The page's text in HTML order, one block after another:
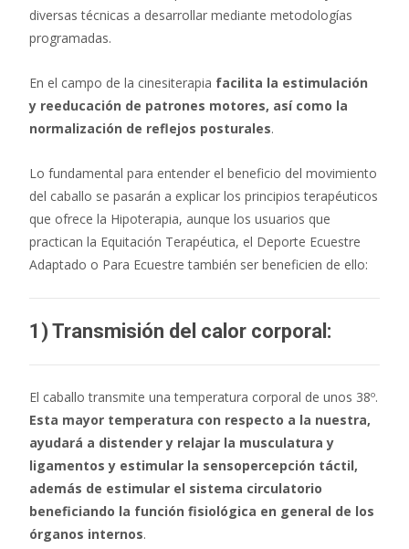
diversas técnicas a desarrollar mediante metodologías
programadas.
En el campo de la cinesiterapia facilita la estimulación
y reeducación de patrones motores, así como la
normalización de reflejos posturales.
Lo fundamental para entender el beneficio del movimiento
del caballo se pasarán a explicar los principios terapéuticos
que ofrece la Hipoterapia, aunque los usuarios que
practican la Equitación Terapéutica, el Deporte Ecuestre
Adaptado o Para Ecuestre también ser beneficien de ello:
1) Transmisión del calor corporal:
El caballo transmite una temperatura corporal de unos 38º.
Esta mayor temperatura con respecto a la nuestra,
ayudará a distender y relajar la musculatura y
ligamentos y estimular la sensopercepción táctil,
además de estimular el sistema circulatorio
beneficiando la función fisiológica en general de los
órganos internos.